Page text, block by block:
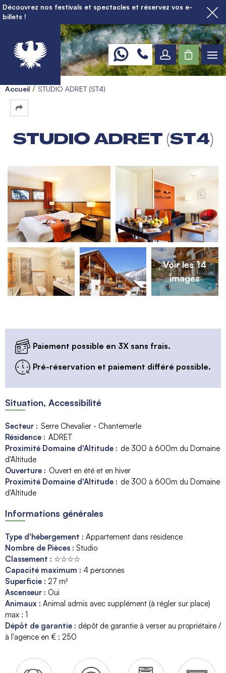
Découvrez nos festivals et spectacles et réservez vos e-
billets !
Accueil STUDIO ADRET (ST4)
STUDIO ADRET (ST4)
Voir les 14
images
Paiement possible en 3X sans frais.
Pré-réservation et paiement différé possible.
Situation, Accessibilité
Secteur : Serre Chevalier - Chantemerle
Résidence : ADRET
Proximité Domaine d'Altitude : de 300 à 600m du Domaine
d'Altitude
Ouverture : Ouvert en été et en hiver
Proximité Domaine d'Altitude : de 300 à 600m du Domaine
d'Altitude
Informations générales
Type d'hébergement : Appartement dans résidence
Nombre de Pièces : Studio
Classement : ☆☆☆☆
Capacité maximum : 4 personnes
Superficie : 27 m²
Ascenseur : Oui
Animaux : Animal admis avec supplément (à régler sur place)
max : 1
Dépôt de garantie : dépôt de garantie à verser au propriétaire /
à l'agence en € : 250